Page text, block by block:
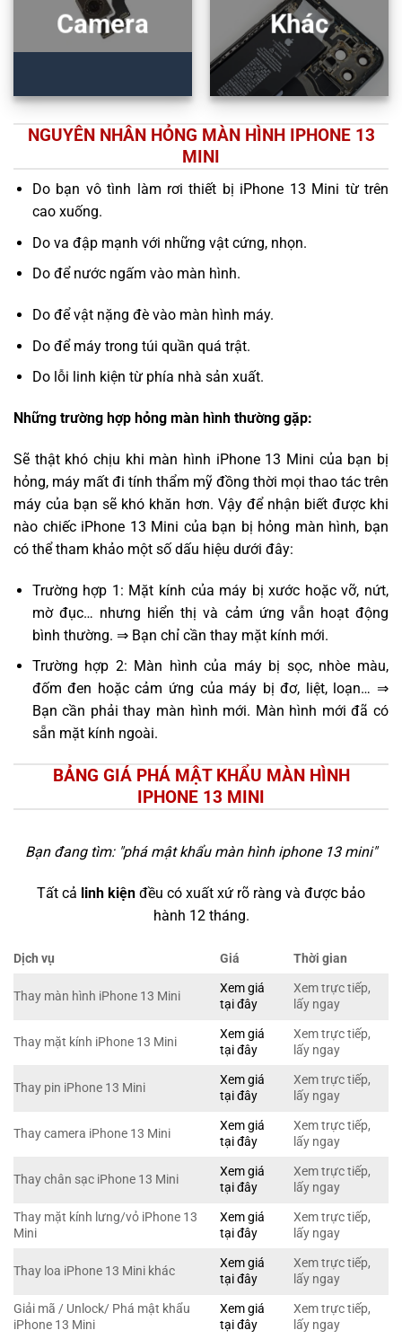
Camera Khác
NGUYÊN NHÂN HỎNG MÀN HÌNH IPHONE 13
MINI
Do bạn vô tình làm rơi thiết bị iPhone 13 Mini từ trên
cao xuống.
Do va đập mạnh với những vật cứng, nhọn.
Do để nước ngấm vào màn hình.
Do để vật nặng đè vào màn hình máy.
Do để máy trong túi quần quá trật.
Do lỗi linh kiện từ phía nhà sản xuất.
Những trường hợp hỏng màn hình thường gặp:
Sẽ thật khó chịu khi màn hình iPhone 13 Mini của bạn bị
hỏng, máy mất đi tính thẩm mỹ đồng thời mọi thao tác trên
máy của bạn sẽ khó khăn hơn. Vậy để nhận biết được khi
nào chiếc iPhone 13 Mini của bạn bị hỏng màn hình, bạn
có thể tham khảo một số dấu hiệu dưới đây:
Trường hợp 1: Mặt kính của máy bị xước hoặc vỡ, nứt,
mờ đục… nhưng hiển thị và cảm ứng vẫn hoạt động
bình thường. ⇒ Bạn chỉ cần thay mặt kính mới.
Trường hợp 2: Màn hình của máy bị sọc, nhòe màu,
đốm đen hoặc cảm ứng của máy bị đơ, liệt, loạn… ⇒
Bạn cần phải thay màn hình mới. Màn hình mới đã có
sẵn mặt kính ngoài.
BẢNG GIÁ PHÁ MẬT KHẨU MÀN HÌNH
IPHONE 13 MINI
Bạn đang tìm: "phá mật khẩu màn hình iphone 13 mini"
Tất cả linh kiện đều có xuất xứ rõ ràng và được bảo
hành 12 tháng.
Dịch vụ Giá Thời gian
Thay màn hình iPhone 13 Mini
Xem giá
tại đây
Xem trực tiếp,
lấy ngay
Thay mặt kính iPhone 13 Mini
Xem giá
tại đây
Xem trực tiếp,
lấy ngay
Thay pin iPhone 13 Mini
Xem giá
tại đây
Xem trực tiếp,
lấy ngay
Thay camera iPhone 13 Mini
Xem giá
tại đây
Xem trực tiếp,
lấy ngay
Thay chân sạc iPhone 13 Mini
Xem giá
tại đây
Xem trực tiếp,
lấy ngay
Thay mặt kính lưng/vỏ iPhone 13
Mini
Xem giá
tại đây
Xem trực tiếp,
lấy ngay
Thay loa iPhone 13 Mini khác
Xem giá
tại đây
Xem trực tiếp,
lấy ngay
Giải mã / Unlock/ Phá mật khẩu
iPhone 13 Mini
Xem giá
tại đây
Xem trực tiếp,
lấy ngay